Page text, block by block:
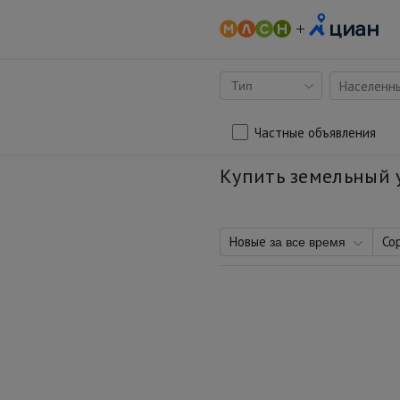
Тип
Частные объявления
Купить земельный
Новые за все время